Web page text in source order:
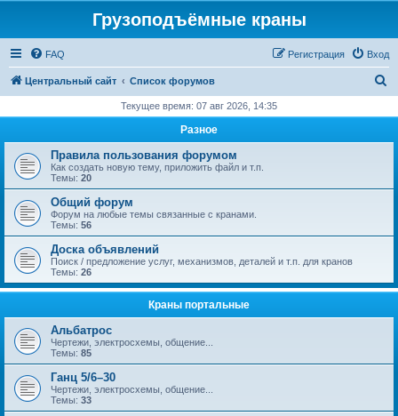
Грузоподъёмные краны
FAQ Вход
Регистрация
Центральный сайт Список форумов
с
Текущее время: 07 авг 2026, 14:35
Разное
Правила пользования форумом
Как создать новую тему, приложить файл и т.п.
Темы: 20
Общий форум
Форум на любые темы связанные с кранами.
Темы: 56
Доска объявлений
Поиск / предложение услуг, механизмов, деталей и т.п. для кранов
Темы: 26
Краны портальные
Альбатрос
Чертежи, электросхемы, общение...
Темы: 85
Ганц 5/6–30
Чертежи, электросхемы, общение...
Темы: 33